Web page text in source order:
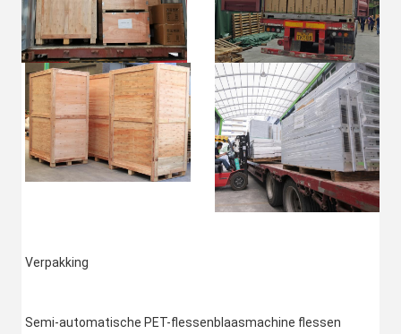
Verpakking
Semi-automatische PET-flessenblaasmachine flessen